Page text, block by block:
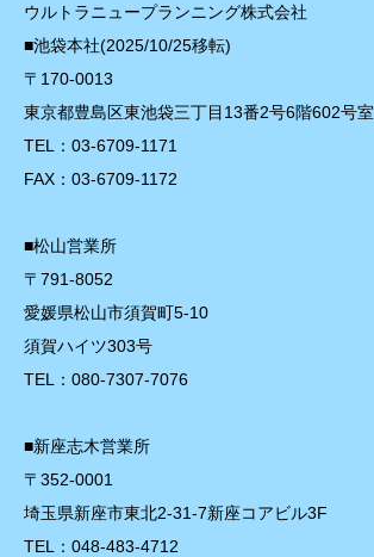
ウルトラニュープランニング株式会社
■池袋本社(2025/10/25移転)
〒170-0013
東京都豊島区東池袋三丁目13番2号6階602号室
TEL：03-6709-1171
FAX：03-6709-1172
■松山営業所
〒791-8052
愛媛県松山市須賀町5-10
須賀ハイツ303号
TEL：080-7307-7076
■新座志木営業所
〒352-0001
埼玉県新座市東北2-31-7新座コアビル3F
TEL：048-483-4712